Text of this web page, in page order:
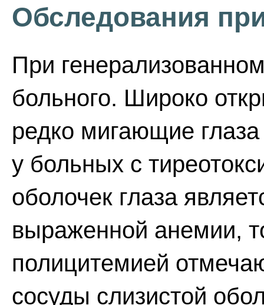
Обследования
При
больного. Широко
редко мигающие
у больных с
оболочек глаза
выраженной анемии,
полицитемией
сосуды слизистой